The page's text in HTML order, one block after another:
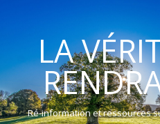
LA
Ré-information et ressources